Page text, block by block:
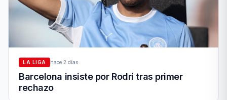
LA LIGA hace 2 días
Barcelona insiste por Rodri tras primer
rechazo